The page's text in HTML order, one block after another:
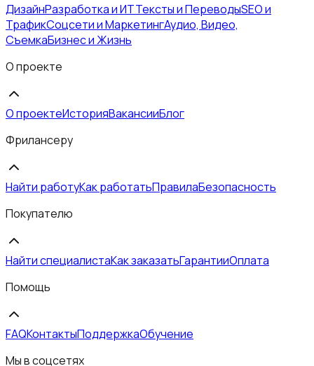
ДизайнРазработка и ИТТексты и ПереводыSEO и
ТрафикСоцсети и МаркетингАудио, Видео,
СъемкаБизнес и Жизнь
О проекте
О проектеИсторияВакансииБлог
Фрилансеру
Найти работуКак работатьПравилаБезопасность
Покупателю
Найти специалистаКак заказатьГарантииОплата
Помощь
FAQКонтактыПоддержкаОбучение
Мы в соцсетях